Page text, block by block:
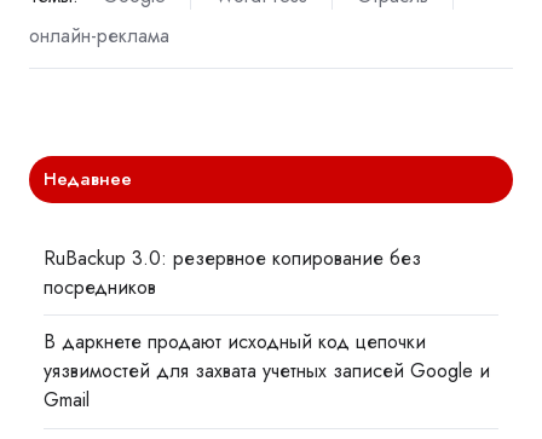
онлайн-реклама
Недавнее
RuBackup 3.0: резервное копирование без
посредников
В даркнете продают исходный код цепочки
уязвимостей для захвата учетных записей Google и
Gmail